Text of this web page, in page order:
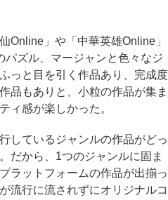
」や「中華英雄Online」
パズル、マージャンと色々なジ
っと目を引く作品あり、完成度
品もありと、小粒の作品が集ま
ィ感が楽しかった。
しているジャンルの作品がどっ
だから、1つのジャンルに固ま
ラットフォームの作品が出揃っ
流行に流されずにオリジナルコ